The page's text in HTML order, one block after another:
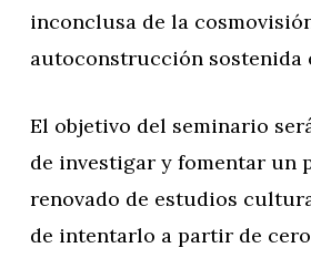
inconclusa de la
autoconstrucción sostenida
El objetivo del seminario
de investigar y fomentar un
renovado de estudios
de intentarlo a partir de